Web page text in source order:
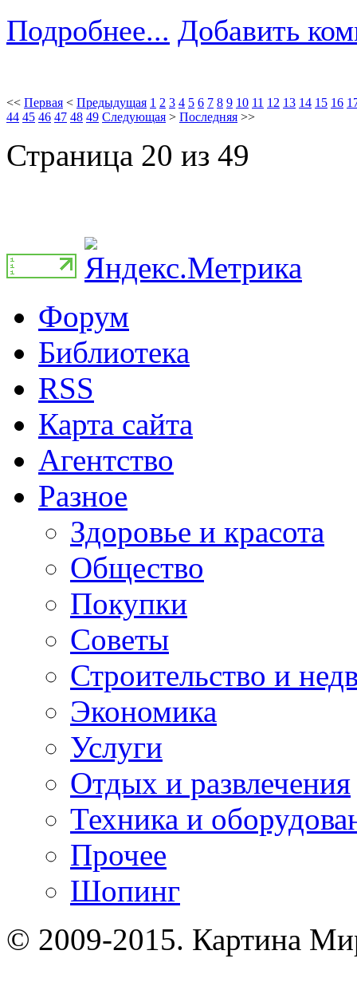
Подробнее... Добавить
<< Первая < Предыдущая 1 2 3 4 5 6 7 8 9 10 11 12 13 14 15 16
44 45 46 47 48 49 Следующая > Последняя >>
Страница 20 из 49
Форум
Библиотека
RSS
Карта сайта
Агентство
Разное
Здоровье и красота
Общество
Покупки
Советы
Строительство и
Экономика
Услуги
Отдых и развлечения
Техника и
Прочее
Шопинг
© 2009-2015. Картина